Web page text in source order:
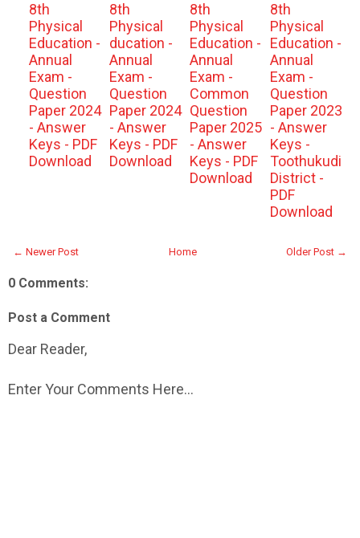
8th
Physical
Education -
Annual
Exam -
Question
Paper 2024
- Answer
Keys - PDF
Download
8th
Physical
ducation -
Annual
Exam -
Question
Paper 2024
- Answer
Keys - PDF
Download
8th
Physical
Education -
Annual
Exam -
Common
Question
Paper 2025
- Answer
Keys - PDF
Download
8th
Physical
Education -
Annual
Exam -
Question
Paper 2023
- Answer
Keys -
Toothukudi
District -
PDF
Download
← Newer Post Older Post →
Home
0 Comments:
Post a Comment
Dear Reader,
Enter Your Comments Here...